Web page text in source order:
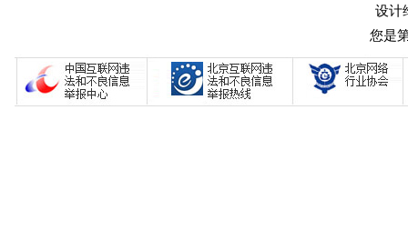
设计
您是